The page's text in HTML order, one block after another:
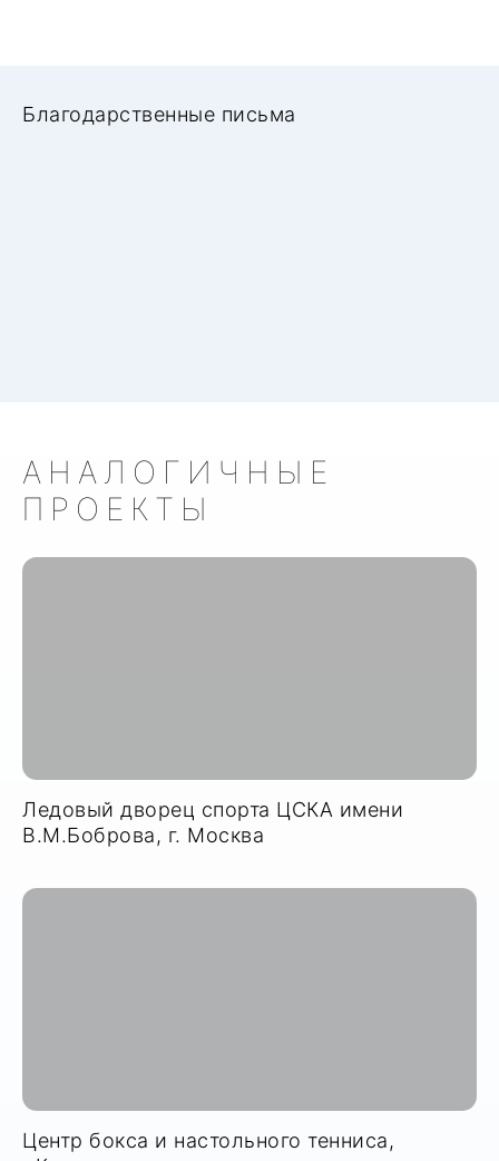
Благодарственные письма
АНАЛОГИЧНЫЕ
ПРОЕКТЫ
Ледовый дворец спорта ЦСКА имени
В.М.Боброва, г. Москва
Центр бокса и настольного тенниса,